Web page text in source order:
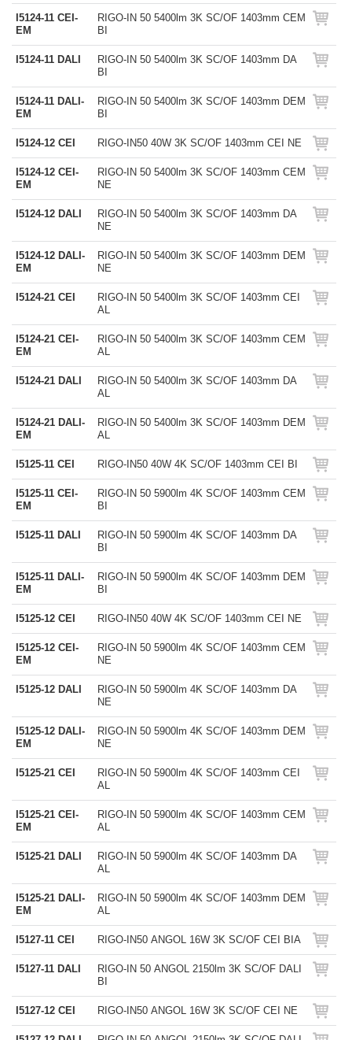
I5124-11 CEI-
EM
RIGO-IN 50 5400lm 3K SC/OF 1403mm CEM
BI
I5124-11 DALI
RIGO-IN 50 5400lm 3K SC/OF 1403mm DA
BI
I5124-11 DALI-
EM
RIGO-IN 50 5400lm 3K SC/OF 1403mm DEM
BI
I5124-12 CEI RIGO-IN50 40W 3K SC/OF 1403mm CEI NE
I5124-12 CEI-
EM
RIGO-IN 50 5400lm 3K SC/OF 1403mm CEM
NE
I5124-12 DALI
RIGO-IN 50 5400lm 3K SC/OF 1403mm DA
NE
I5124-12 DALI-
EM
RIGO-IN 50 5400lm 3K SC/OF 1403mm DEM
NE
I5124-21 CEI
RIGO-IN 50 5400lm 3K SC/OF 1403mm CEI
AL
I5124-21 CEI-
EM
RIGO-IN 50 5400lm 3K SC/OF 1403mm CEM
AL
I5124-21 DALI
RIGO-IN 50 5400lm 3K SC/OF 1403mm DA
AL
I5124-21 DALI-
EM
RIGO-IN 50 5400lm 3K SC/OF 1403mm DEM
AL
I5125-11 CEI RIGO-IN50 40W 4K SC/OF 1403mm CEI BI
I5125-11 CEI-
EM
RIGO-IN 50 5900lm 4K SC/OF 1403mm CEM
BI
I5125-11 DALI
RIGO-IN 50 5900lm 4K SC/OF 1403mm DA
BI
I5125-11 DALI-
EM
RIGO-IN 50 5900lm 4K SC/OF 1403mm DEM
BI
I5125-12 CEI RIGO-IN50 40W 4K SC/OF 1403mm CEI NE
I5125-12 CEI-
EM
RIGO-IN 50 5900lm 4K SC/OF 1403mm CEM
NE
I5125-12 DALI
RIGO-IN 50 5900lm 4K SC/OF 1403mm DA
NE
I5125-12 DALI-
EM
RIGO-IN 50 5900lm 4K SC/OF 1403mm DEM
NE
I5125-21 CEI
RIGO-IN 50 5900lm 4K SC/OF 1403mm CEI
AL
I5125-21 CEI-
EM
RIGO-IN 50 5900lm 4K SC/OF 1403mm CEM
AL
I5125-21 DALI
RIGO-IN 50 5900lm 4K SC/OF 1403mm DA
AL
I5125-21 DALI-
EM
RIGO-IN 50 5900lm 4K SC/OF 1403mm DEM
AL
I5127-11 CEI RIGO-IN50 ANGOL 16W 3K SC/OF CEI BIA
I5127-11 DALI
RIGO-IN 50 ANGOL 2150lm 3K SC/OF DALI
BI
I5127-12 CEI RIGO-IN50 ANGOL 16W 3K SC/OF CEI NE